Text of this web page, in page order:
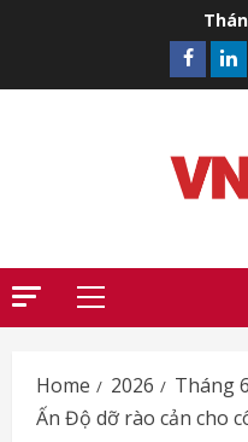
Primary
Home 2026 Tháng 6
Ấn Độ dỡ rào cản cho